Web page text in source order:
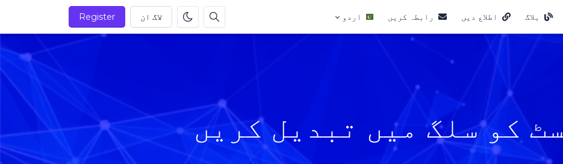
لاگ ان Register بلاگ اطلاع دیں رابطہ کریں اردو
کو سلگ میں تبدیل کریں